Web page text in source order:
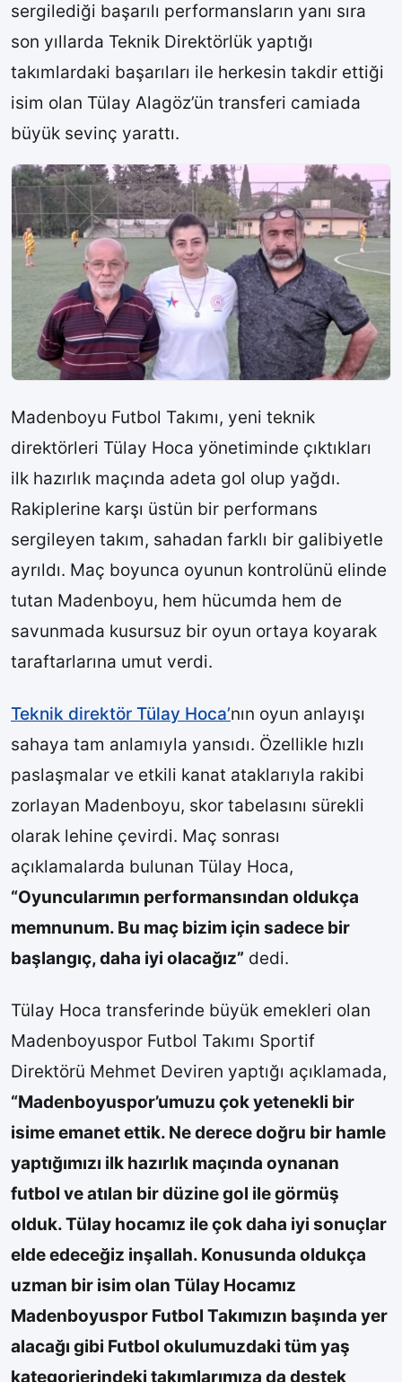
sergilediği başarılı performansların yanı sıra
son yıllarda Teknik Direktörlük yaptığı
takımlardaki başarıları ile herkesin takdir ettiği
isim olan Tülay Alagöz’ün transferi camiada
büyük sevinç yarattı.
Madenboyu Futbol Takımı, yeni teknik
direktörleri Tülay Hoca yönetiminde çıktıkları
ilk hazırlık maçında adeta gol olup yağdı.
Rakiplerine karşı üstün bir performans
sergileyen takım, sahadan farklı bir galibiyetle
ayrıldı. Maç boyunca oyunun kontrolünü elinde
tutan Madenboyu, hem hücumda hem de
savunmada kusursuz bir oyun ortaya koyarak
taraftarlarına umut verdi.
Teknik direktör Tülay Hoca’nın oyun anlayışı
sahaya tam anlamıyla yansıdı. Özellikle hızlı
paslaşmalar ve etkili kanat ataklarıyla rakibi
zorlayan Madenboyu, skor tabelasını sürekli
olarak lehine çevirdi. Maç sonrası
açıklamalarda bulunan Tülay Hoca,
“Oyuncularımın performansından oldukça
memnunum. Bu maç bizim için sadece bir
başlangıç, daha iyi olacağız” dedi.
Tülay Hoca transferinde büyük emekleri olan
Madenboyuspor Futbol Takımı Sportif
Direktörü Mehmet Deviren yaptığı açıklamada,
“Madenboyuspor’umuzu çok yetenekli bir
isime emanet ettik. Ne derece doğru bir hamle
yaptığımızı ilk hazırlık maçında oynanan
futbol ve atılan bir düzine gol ile görmüş
olduk. Tülay hocamız ile çok daha iyi sonuçlar
elde edeceğiz inşallah. Konusunda oldukça
uzman bir isim olan Tülay Hocamız
Madenboyuspor Futbol Takımızın başında yer
alacağı gibi Futbol okulumuzdaki tüm yaş
kategorierindeki takımlarımıza da destek